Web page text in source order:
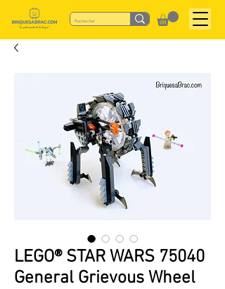
LEGO® STAR WARS 75040
General Grievous Wheel